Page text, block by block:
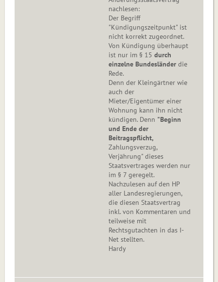
nachlesen:
Der Begriff
"Kündigungszeitpunkt" ist
nicht korrekt zugeordnet.
Von Kündigung überhaupt
ist nur im § 15 durch
einzelne Bundesländer die
Rede.
Denn der Kleingärtner wie
auch der
Mieter/Eigentümer einer
Wohnung kann ihn nicht
kündigen. Denn "Beginn
und Ende der
Beitragspflicht,
Zahlungsverzug,
Verjährung" dieses
Staatsvertrages werden nur
im § 7 geregelt.
Nachzulesen auf den HP
aller Landesregierungen,
die diesen Staatsvertrag
inkl. von Kommentaren und
teilweise mit
Rechtsgutachten in das I-
Net stellten.
Hardy